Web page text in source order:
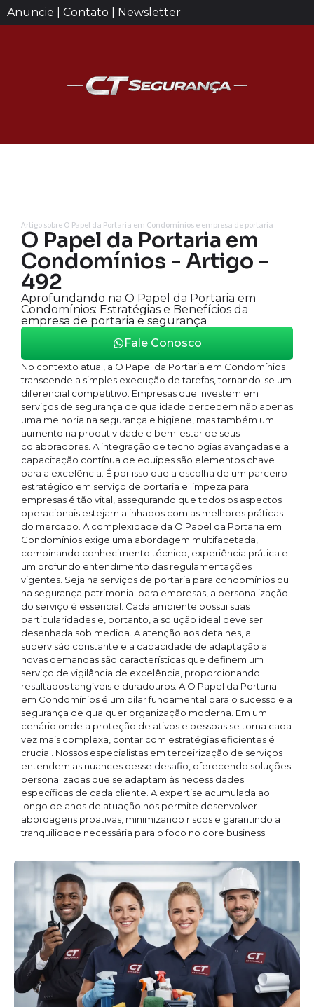
Anuncie | Contato | Newsletter
Artigo sobre O Papel da Portaria em Condomínios e empresa de portaria
O Papel da Portaria em
Condomínios - Artigo -
492
Aprofundando na O Papel da Portaria em
Condomínios: Estratégias e Benefícios da
empresa de portaria e segurança
Fale Conosco
No contexto atual, a O Papel da Portaria em Condomínios
transcende a simples execução de tarefas, tornando-se um
diferencial competitivo. Empresas que investem em
serviços de segurança de qualidade percebem não apenas
uma melhoria na segurança e higiene, mas também um
aumento na produtividade e bem-estar de seus
colaboradores. A integração de tecnologias avançadas e a
capacitação contínua de equipes são elementos chave
para a excelência. É por isso que a escolha de um parceiro
estratégico em serviço de portaria e limpeza para
empresas é tão vital, assegurando que todos os aspectos
operacionais estejam alinhados com as melhores práticas
do mercado. A complexidade da O Papel da Portaria em
Condomínios exige uma abordagem multifacetada,
combinando conhecimento técnico, experiência prática e
um profundo entendimento das regulamentações
vigentes. Seja na serviços de portaria para condomínios ou
na segurança patrimonial para empresas, a personalização
do serviço é essencial. Cada ambiente possui suas
particularidades e, portanto, a solução ideal deve ser
desenhada sob medida. A atenção aos detalhes, a
supervisão constante e a capacidade de adaptação a
novas demandas são características que definem um
serviço de vigilância de excelência, proporcionando
resultados tangíveis e duradouros. A O Papel da Portaria
em Condomínios é um pilar fundamental para o sucesso e a
segurança de qualquer organização moderna. Em um
cenário onde a proteção de ativos e pessoas se torna cada
vez mais complexa, contar com estratégias eficientes é
crucial. Nossos especialistas em terceirização de serviços
entendem as nuances desse desafio, oferecendo soluções
personalizadas que se adaptam às necessidades
específicas de cada cliente. A expertise acumulada ao
longo de anos de atuação nos permite desenvolver
abordagens proativas, minimizando riscos e garantindo a
tranquilidade necessária para o foco no core business.